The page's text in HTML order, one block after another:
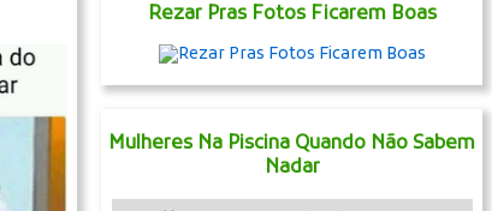
Rezar Pras Fotos Ficarem Boas
Mulheres Na Piscina Quando Não Sabem
Nadar